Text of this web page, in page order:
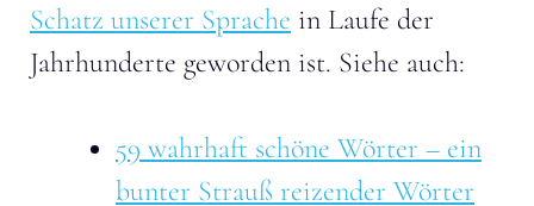
Schatz unserer Sprache in Laufe der
Jahrhunderte geworden ist. Siehe auch:
59 wahrhaft schöne Wörter – ein
bunter Strauß reizender Wörter